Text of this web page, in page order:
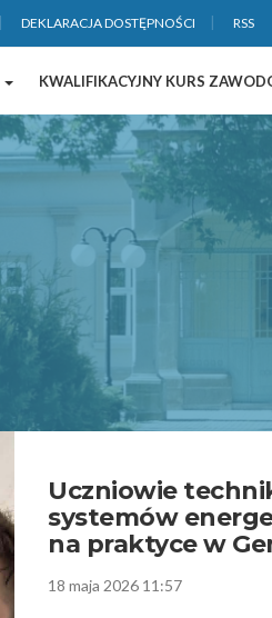
DEKLARACJA DOSTĘPNOŚCI RSS
KWALIFIKACYJNY KURS
Uczniowie
systemów
na praktyce w
18 maja 2026 11:57